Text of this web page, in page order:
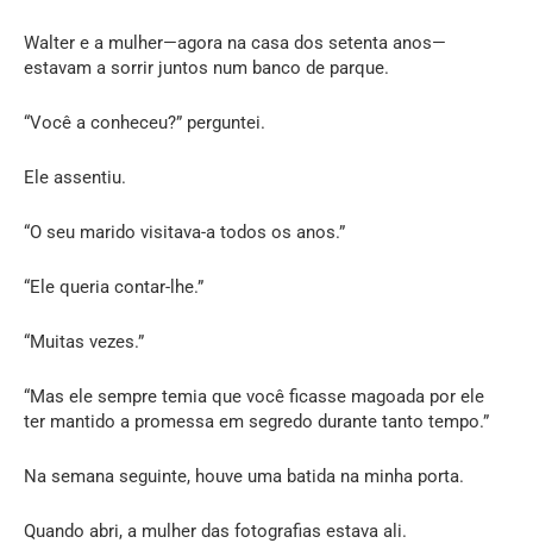
Walter e a mulher—agora na casa dos setenta anos—
estavam a sorrir juntos num banco de parque.
“Você a conheceu?” perguntei.
Ele assentiu.
“O seu marido visitava-a todos os anos.”
“Ele queria contar-lhe.”
“Muitas vezes.”
“Mas ele sempre temia que você ficasse magoada por ele
ter mantido a promessa em segredo durante tanto tempo.”
Na semana seguinte, houve uma batida na minha porta.
Quando abri, a mulher das fotografias estava ali.